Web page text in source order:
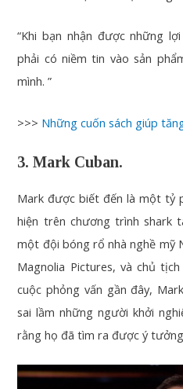
“Khi bạn nhận được những
phải có niềm tin vào sản
mình. ”
>>> Những cuốn sách giúp
3. Mark Cuban.
Mark được biết đến là một tỷ
hiện trên chương trình shark
một đội bóng rổ nhà nghề mỹ
Magnolia Pictures, và chủ
cuộc phỏng vấn gần đây,
sai lầm những người khởi
rằng họ đã tìm ra được ý